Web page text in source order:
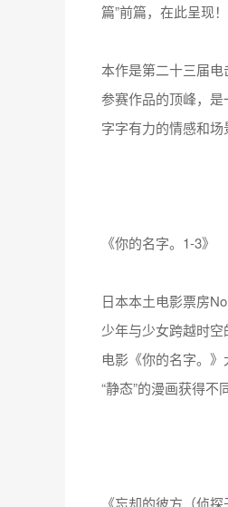
篇”前篇，在此呈现！
本作是第二十三届
参赛作品的顶峰，是
字字有力的情感和场
《你的名字。1-3》
日本本土电影票房
少年与少女跨越时
电影《你的名字。
“静态”的漫画获得不
《忘却的彼方（侦